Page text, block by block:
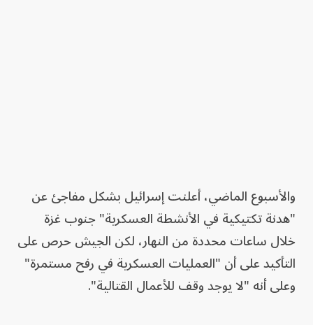
والأسبوع الماضي، أعلنت إسرائيل بشكل مفاجئ عن
"هدنة تكتيكية في الأنشطة العسكرية" جنوب غزة
خلال ساعات محددة من النهار، لكن الجيش حرص على
التأكيد على أن "العمليات العسكرية في رفح مستمرة"
وعلى أنه "لا يوجد وقف للأعمال القتالية".